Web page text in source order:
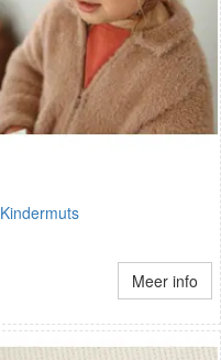
Kindermuts
Meer info